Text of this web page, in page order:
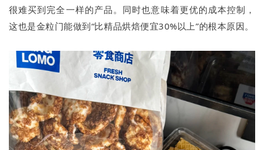
很难买到完全一样的产品。同时也意味着更优的成本控制，
这也是金粒门能做到“比精品烘焙便宜30%以上”的根本原因。